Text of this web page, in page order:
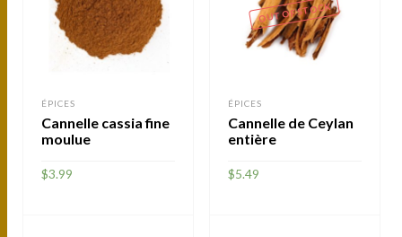
ÉPICES
Cannelle cassia fine
moulue
$3.99
OUT OF STOCK
ÉPICES
Cannelle de Ceylan
entière
$5.49